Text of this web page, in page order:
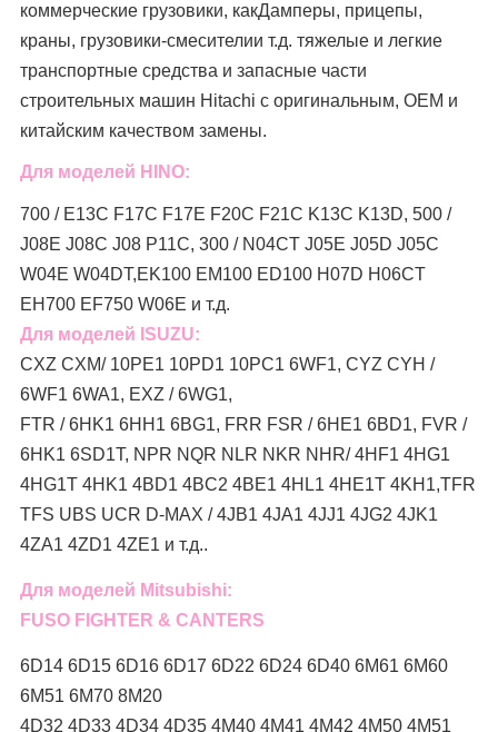
коммерческие грузовики, какДамперы, прицепы,
краны, грузовики-смесителии т.д. тяжелые и легкие
транспортные средства и запасные части
строительных машин Hitachi с оригинальным, OEM и
китайским качеством замены.
Для моделей HINO:
700 / E13C F17C F17E F20C F21C K13C K13D, 500 /
J08E J08C J08 P11C, 300 / N04CT J05E J05D J05C
W04E W04DT,EK100 EM100 ED100 H07D H06CT
EH700 EF750 W06E и т.д.
Для моделей ISUZU:
CXZ CXM/ 10PE1 10PD1 10PC1 6WF1, CYZ CYH /
6WF1 6WA1, EXZ / 6WG1,
FTR / 6HK1 6HH1 6BG1, FRR FSR / 6HE1 6BD1, FVR /
6HK1 6SD1T, NPR NQR NLR NKR NHR/ 4HF1 4HG1
4HG1T 4HK1 4BD1 4BC2 4BE1 4HL1 4HE1T 4KH1,TFR
TFS UBS UCR D-MAX / 4JB1 4JA1 4JJ1 4JG2 4JK1
4ZA1 4ZD1 4ZE1 и т.д..
Для моделей Mitsubishi:
FUSO FIGHTER & CANTERS
6D14 6D15 6D16 6D17 6D22 6D24 6D40 6M61 6M60
6M51 6M70 8M20
4D32 4D33 4D34 4D35 4M40 4M41 4M42 4M50 4M51